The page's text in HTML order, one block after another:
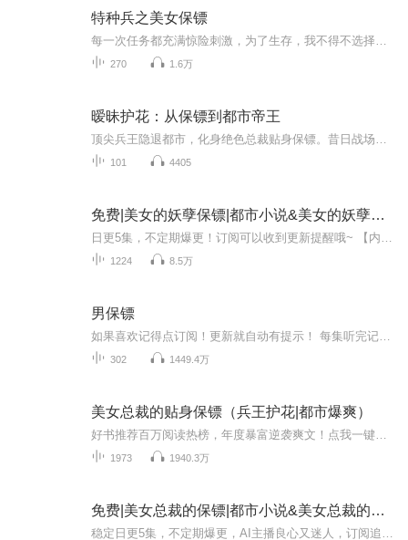
特种兵之美女保镖
270 1.6万
暧昧护花：从保镖到都市帝王
101 4405
免费|美女的妖孽保镖|都市小说&美女的妖孽保镖
1224 8.5万
男保镖
302 1449.4万
美女总裁的贴身保镖（兵王护花|都市爆爽）
1973 1940.3万
免费|美女总裁的保镖|都市小说&美女总裁的保镖